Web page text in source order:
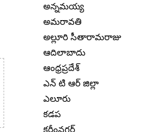
అన్నమయ్య
అమరావతి
అల్లూరి సీతారామరాజు
ఆదిలాబాదు
ఆంధ్రప్రదేశ్
ఎన్ టి ఆర్ జిల్లా
ఎలూరు
కడప
కరీంనగర్